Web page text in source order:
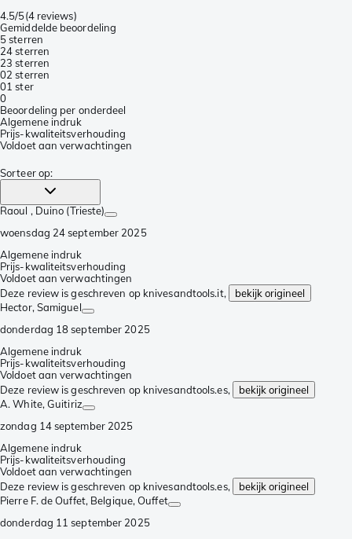
4.5/5(4 reviews)
Gemiddelde beoordeling
5 sterren
24 sterren
23 sterren
02 sterren
01 ster
0
Beoordeling per onderdeel
Algemene indruk
Prijs-kwaliteitsverhouding
Voldoet aan verwachtingen
Sorteer op:
Raoul , Duino (Trieste)
woensdag 24 september 2025
Algemene indruk
Prijs-kwaliteitsverhouding
Voldoet aan verwachtingen
Deze review is geschreven op knivesandtools.it,
bekijk origineel
Hector, Samiguel
donderdag 18 september 2025
Algemene indruk
Prijs-kwaliteitsverhouding
Voldoet aan verwachtingen
Deze review is geschreven op knivesandtools.es,
bekijk origineel
A. White, Guitiriz
zondag 14 september 2025
Algemene indruk
Prijs-kwaliteitsverhouding
Voldoet aan verwachtingen
Deze review is geschreven op knivesandtools.es,
bekijk origineel
Pierre F. de Ouffet, Belgique, Ouffet
donderdag 11 september 2025